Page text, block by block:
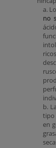
a.
no
b.
tipo
en